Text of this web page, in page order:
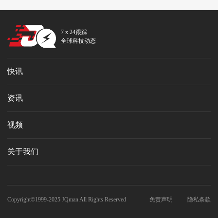
7 x 24跟踪
全球科技动态
快讯
资讯
视频
关于我们
Copyright©1999-2025 JQman All Rights Reserved 免责声明 隐私条款